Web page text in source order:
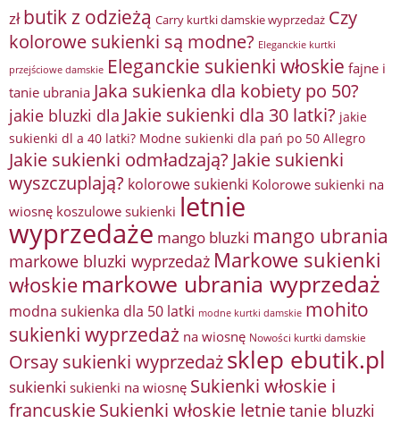
zł butik z odzieżą Carry kurtki damskie wyprzedaż Czy
kolorowe sukienki są modne? Eleganckie kurtki
przejściowe damskie Eleganckie sukienki włoskie fajne i
tanie ubrania Jaka sukienka dla kobiety po 50?
jakie bluzki dla Jakie sukienki dla 30 latki? jakie
sukienki dl a 40 latki? Modne sukienki dla pań po 50 Allegro
Jakie sukienki odmładzają? Jakie sukienki
wyszczuplają? kolorowe sukienki Kolorowe sukienki na
wiosnę koszulowe sukienki letnie
wyprzedaże mango bluzki mango ubrania
markowe bluzki wyprzedaż Markowe sukienki
włoskie markowe ubrania wyprzedaż
modna sukienka dla 50 latki modne kurtki damskie mohito
sukienki wyprzedaż na wiosnę Nowości kurtki damskie
Orsay sukienki wyprzedażsklep ebutik.pl
sukienki sukienki na wiosnę Sukienki włoskie i
francuskieSukienki włoskie letnietanie bluzki